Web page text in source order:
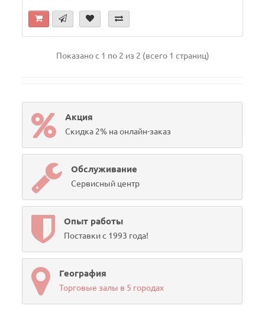
Показано с 1 по 2 из 2 (всего 1 страниц)
Акция
Скидка 2% на онлайн-заказ
Обслуживание
Сервисный центр
Опыт работы
Поставки с 1993 года!
География
Торговые залы в 5 городах